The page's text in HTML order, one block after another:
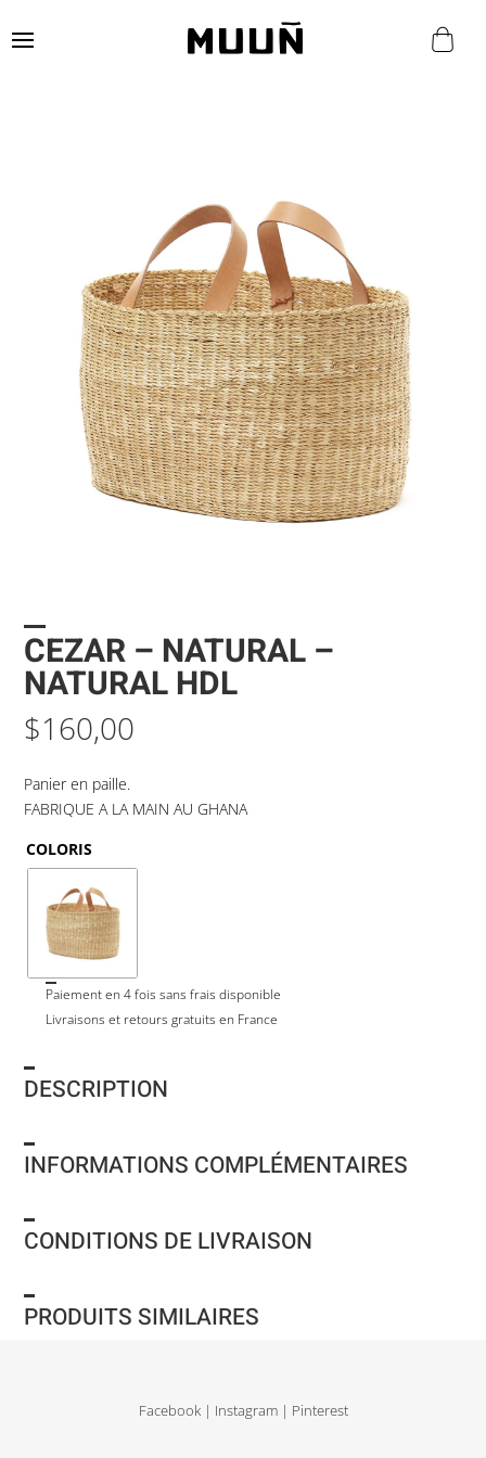
CEZAR – NATURAL –
NATURAL HDL
$160,00
Panier en paille.
FABRIQUE A LA MAIN AU GHANA
COLORIS
Paiement en 4 fois sans frais disponible
Livraisons et retours gratuits en France
DESCRIPTION
INFORMATIONS COMPLÉMENTAIRES
CONDITIONS DE LIVRAISON
PRODUITS SIMILAIRES
Facebook | Instagram | Pinterest